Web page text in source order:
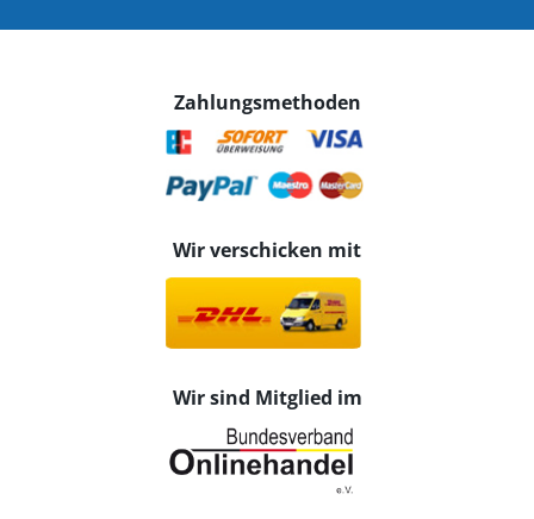
Zahlungsmethoden
Wir verschicken mit
Wir sind Mitglied im